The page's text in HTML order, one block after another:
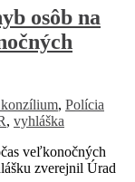
osôb na
konzílium, Polícia
, vyhláška
veľkonočných
zverejnil Úrad